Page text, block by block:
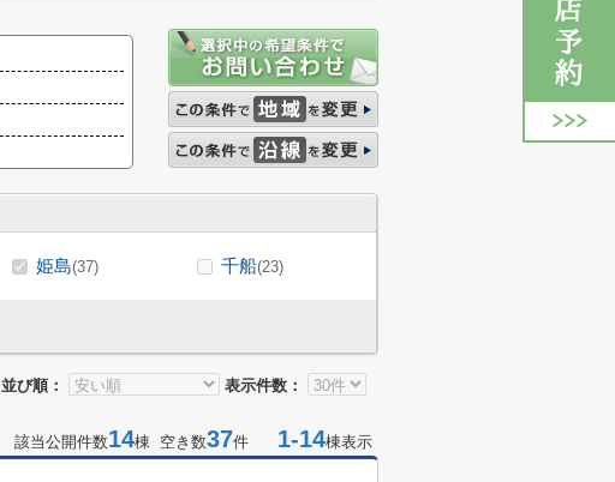
姫島(37) 千船(23)
並び順： 表示件数：
該当公開件数14棟 空き数37件 1-14棟表示